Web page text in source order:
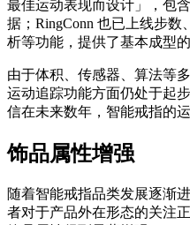
最佳运动表现而设计」，包
据；RingConn 也已上线步
析等功能，提供了基本成型
由于体积、传感器、算法等
运动追踪功能方面仍处于起
信在未来数年，智能戒指的
饰品属性增强
随着智能戒指品类发展逐渐
者对于产品外在形态的关注